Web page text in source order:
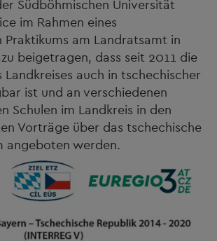
Südböhmischen Universität
im Rahmen eines
am Landratsamt in
beigetragen, dass seit 2011 die
Landkreises auch in tschechischer
ist und an verschiedenen
Schulen im Landkreis in den
Vorträge über das tschechische
angeboten werden.